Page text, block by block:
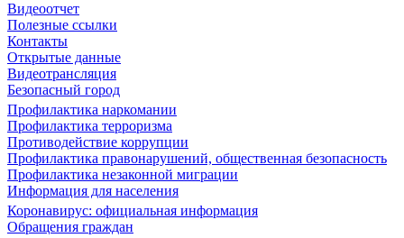
Видеоотчет
Полезные ссылки
Контакты
Открытые данные
Видеотрансляция
Безопасный город
Профилактика наркомании
Профилактика терроризма
Противодействие коррупции
Профилактика правонарушений, общественная безопасность
Профилактика незаконной миграции
Информация для населения
Коронавирус: официальная информация
Обращения граждан